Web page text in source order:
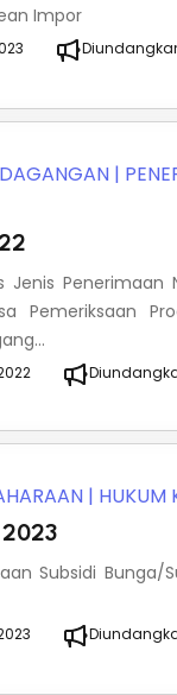
Impor
|
Penerimaan
Pemeriksaan
| HUKUM
2023
Subsidi Bunga/